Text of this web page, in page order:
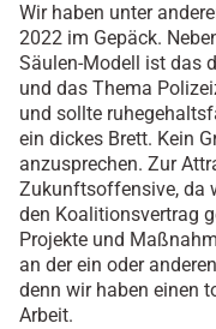
Wir haben unter
2022 im Gepäck.
Säulen-Modell ist das
und das Thema
und sollte
ein dickes Brett. Kein
anzusprechen. Zur
Zukunftsoffensive, da
den Koalitionsvertrag
Projekte und
an der ein oder
denn wir haben einen
Arbeit.